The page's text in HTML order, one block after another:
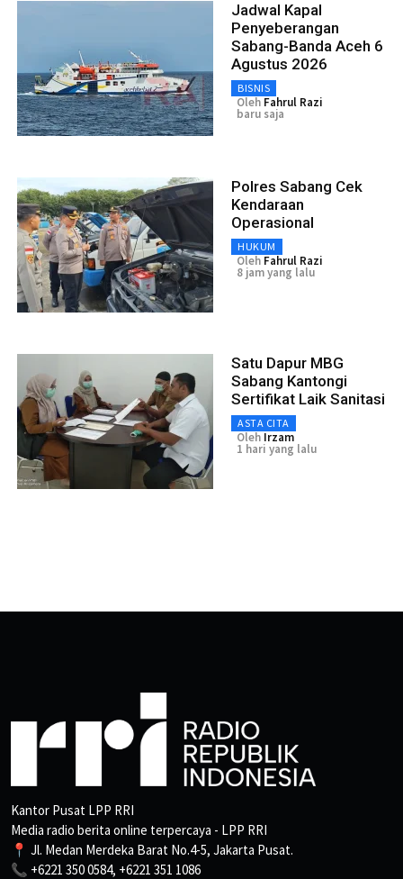
Jadwal Kapal
Penyeberangan
Sabang-Banda Aceh 6
Agustus 2026
BISNIS
Oleh Fahrul Razi
baru saja
Polres Sabang Cek
Kendaraan
Operasional
HUKUM
Oleh Fahrul Razi
8 jam yang lalu
Satu Dapur MBG
Sabang Kantongi
Sertifikat Laik Sanitasi
ASTA CITA
Oleh Irzam
1 hari yang lalu
Kantor Pusat LPP RRI
Media radio berita online terpercaya - LPP RRI
📍 Jl. Medan Merdeka Barat No.4-5, Jakarta Pusat.
📞 +6221 350 0584, +6221 351 1086